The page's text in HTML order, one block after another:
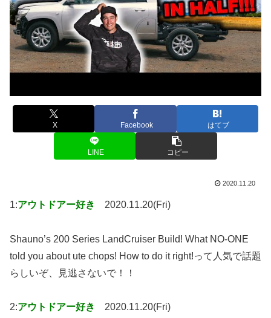
X Facebook はてブ
LINE コピー
2020.11.20
1:アウトドアー好き 2020.11.20(Fri)
Shauno’s 200 Series LandCruiser Build! What NO-ONE
told you about ute chops! How to do it right!って人気で話題
らしいぞ、見逃さないで！！
2:アウトドアー好き 2020.11.20(Fri)